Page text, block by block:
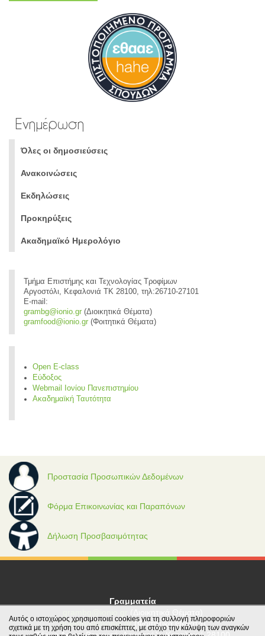
Ενημέρωση
Όλες οι δημοσιεύσεις
Ανακοινώσεις
Εκδηλώσεις
Προκηρύξεις
Ακαδημαϊκό Ημερολόγιο
Τμήμα Επιστήμης και Τεχνολογίας Τροφίμων
Αργοστόλι, Κεφαλονιά ΤΚ 28100, τηλ:26710-27101
E-mail:
grambg@ionio.gr (Διοικητικά Θέματα)
gramfood@ionio.gr (Φοιτητικά Θέματα)
Open E-class
Εύδοξος
Webmail Ιονίου Πανεπιστημίου
Ακαδημαϊκή Ταυτότητα
Προστασία Προσωπικών Δεδομένων
Φόρμα Επικοινωνίας και Παραπόνων
Δήλωση Προσβασιμότητας
Γραμματεία
gramfood@ionio.gr(Φοιτητικά Θέματα)
Αυτός ο ιστοχώρος χρησιμοποιεί cookies για τη συλλογή πληροφοριών
σχετικά με τη χρήση του από επισκέπτες, με στόχο την κάλυψη των αναγκών